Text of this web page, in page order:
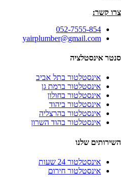
צרו קשר:
052-7555-854
yairplumber@gmail.com
סנטר אינסטלציה
אינסטלטור בתל אביב
אינסטלטור ברמת גן
אינסטלטור בחולון
אינסטלטור ביהוד
אינסטלטור בהרצליה
אינסטלטור בהוד השרון
השירותים שלנו
אינסטלטור 24 שעות
אינסטלטור חירום